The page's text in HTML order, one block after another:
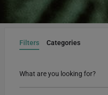
Filters Categories
What are you looking for?